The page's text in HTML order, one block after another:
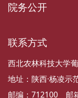
院务公开
联系方式
西北农林科技大学
地址：陕西·杨凌示
邮编：712100 邮